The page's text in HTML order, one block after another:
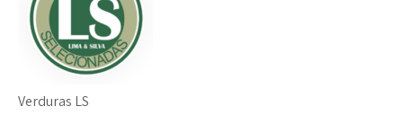
Verduras LS